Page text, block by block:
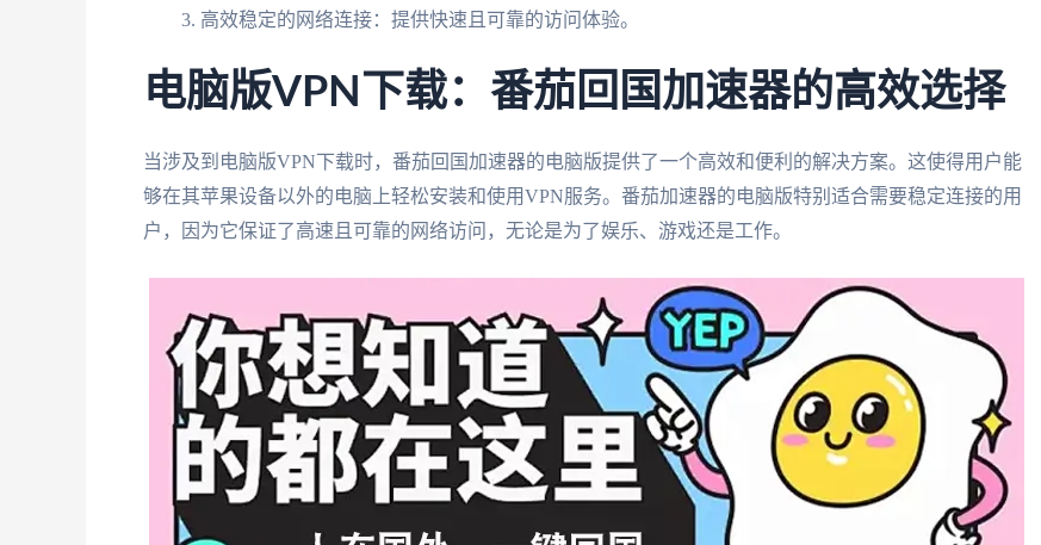
高效稳定的网络连接：提供快速且可靠的访问体验。
电脑版VPN下载：番茄回国加速器的高效选择
当涉及到电脑版VPN下载时，番茄回国加速器的电脑版提供了一个高效和便利的解决方案。这使得用户能
够在其苹果设备以外的电脑上轻松安装和使用VPN服务。番茄加速器的电脑版特别适合需要稳定连接的用
户，因为它保证了高速且可靠的网络访问，无论是为了娱乐、游戏还是工作。